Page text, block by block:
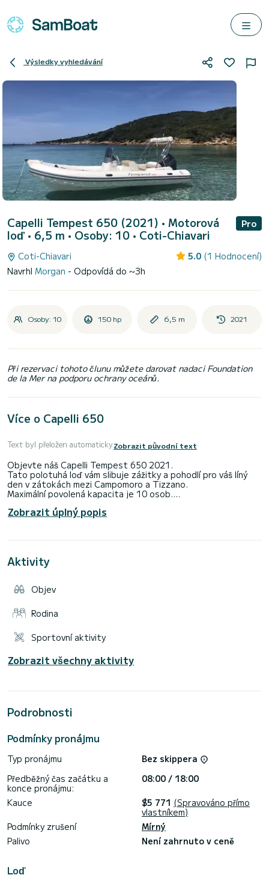
Výsledky vyhledávání
Capelli Tempest 650 (2021) • Motorová
loď • 6,5 m • Osoby: 10 • Coti-Chiavari
Pro
Coti-Chiavari 5.0 (1 Hodnocení)
Navrhl Morgan - Odpovídá do ~3h
Osoby: 10 150 hp 6,5 m 2021
Při rezervaci tohoto člunu můžete darovat nadaci Foundation
de la Mer na podporu ochrany oceánů.
Více o Capelli 650
Text byl přeložen automatickyZobrazit původní text
Objevte náš Capelli Tempest 650 2021.
Tato polotuhá loď vám slibuje zážitky a pohodlí pro váš líný
den v zátokách mezi Campomoro a Tizzano.
Maximální povolená kapacita je 10 osob.
nezbytným pro pobřežní plavbu.
Je vybaveno sluneční markýzou, velkým vanovým sluncem,
nabíječka, úložné boxy.
na rezervace.
Motorizovaná čtyřdobou Yamahou nejnovější generace o
Zobrazit úplný popis
Aktivity
Objev
Rodina
Sportovní aktivity
Zobrazit všechny aktivity
Podrobnosti
Podmínky pronájmu
Typ pronájmu
Bez skippera
Předběžný čas začátku a
konce pronájmu:
08:00 / 18:00
Kauce
$5 771 (Spravováno přímo
vlastníkem)
Podmínky zrušení
Mírný
Palivo
Není zahrnuto v ceně
Loď